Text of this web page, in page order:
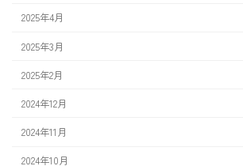
2025年4月
2025年3月
2025年2月
2024年12月
2024年11月
2024年10月